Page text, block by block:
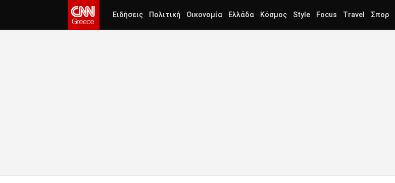
Ειδήσεις Πολιτική Οικονομία Ελλάδα Κόσμος Style Focus Travel Σπορ